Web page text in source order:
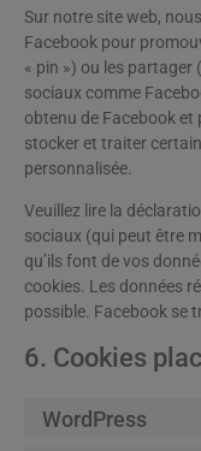
Sur notre site web,
Facebook pour
« pin ») ou les partager
sociaux comme
obtenu de Facebook et
stocker et traiter
personnalisée.
Veuillez lire la
sociaux (qui peut être
qu’ils font de vos
cookies. Les données
possible. Facebook se
6. Cookies
WordPress